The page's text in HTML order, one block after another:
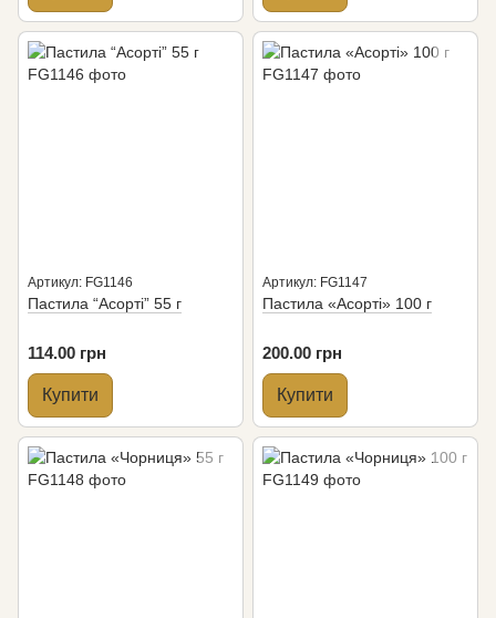
Артикул: FG1146
Пастила “Асорті” 55 г
114.00 грн
Купити
Артикул: FG1147
Пастила «Асорті» 100 г
200.00 грн
Купити